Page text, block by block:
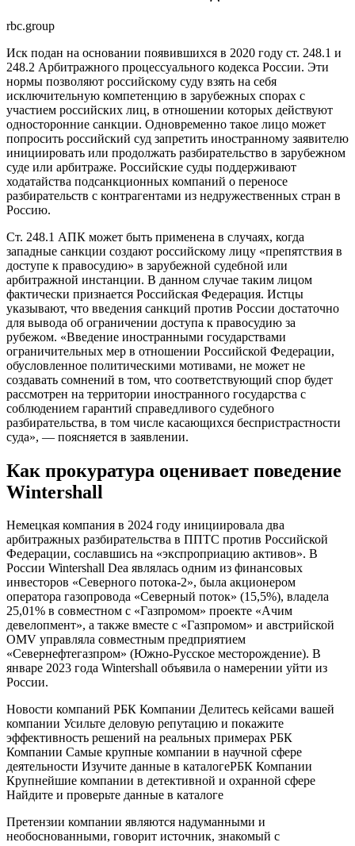
rbc.group
Иск подан на основании появившихся в 2020 году ст. 248.1 и
248.2 Арбитражного процессуального кодекса России. Эти
нормы позволяют российскому суду взять на себя
исключительную компетенцию в зарубежных спорах с
участием российских лиц, в отношении которых действуют
односторонние санкции. Одновременно такое лицо может
попросить российский суд запретить иностранному заявителю
инициировать или продолжать разбирательство в зарубежном
суде или арбитраже. Российские суды поддерживают
ходатайства подсанкционных компаний о переносе
разбирательств с контрагентами из недружественных стран в
Россию.
Ст. 248.1 АПК может быть применена в случаях, когда
западные санкции создают российскому лицу «препятствия в
доступе к правосудию» в зарубежной судебной или
арбитражной инстанции. В данном случае таким лицом
фактически признается Российская Федерация. Истцы
указывают, что введения санкций против России достаточно
для вывода об ограничении доступа к правосудию за
рубежом. «Введение иностранными государствами
ограничительных мер в отношении Российской Федерации,
обусловленное политическими мотивами, не может не
создавать сомнений в том, что соответствующий спор будет
рассмотрен на территории иностранного государства с
соблюдением гарантий справедливого судебного
разбирательства, в том числе касающихся беспристрастности
суда», — поясняется в заявлении.
Как прокуратура оценивает поведение
Wintershall
Немецкая компания в 2024 году инициировала два
арбитражных разбирательства в ППТС против Российской
Федерации, сославшись на «экспроприацию активов». В
России Wintershall Dea являлась одним из финансовых
инвесторов «Северного потока-2», была акционером
оператора газопровода «Северный поток» (15,5%), владела
25,01% в совместном с «Газпромом» проекте «Ачим
девелопмент», а также вместе с «Газпромом» и австрийской
OMV управляла совместным предприятием
«Севернефтегазпром» (Южно-Русское месторождение). В
январе 2023 года Wintershall объявила о намерении уйти из
России.
Новости компаний РБК Компании Делитесь кейсами вашей
компании Усильте деловую репутацию и покажите
эффективность решений на реальных примерах РБК
Компании Самые крупные компании в научной сфере
деятельности Изучите данные в каталогеРБК Компании
Крупнейшие компании в детективной и охранной сфере
Найдите и проверьте данные в каталоге
Претензии компании являются надуманными и
необоснованными, говорит источник, знакомый с